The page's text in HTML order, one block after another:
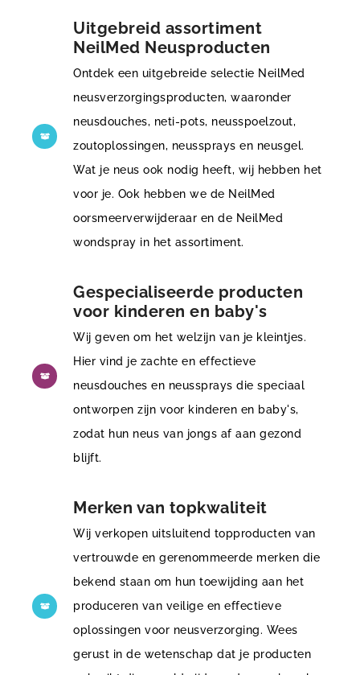
Uitgebreid assortiment
NeilMed Neusproducten
Ontdek een uitgebreide selectie NeilMed
neusverzorgingsproducten, waaronder
neusdouches, neti-pots, neusspoelzout,
zoutoplossingen, neussprays en neusgel.
Wat je neus ook nodig heeft, wij hebben het
voor je. Ook hebben we de NeilMed
oorsmeerverwijderaar en de NeilMed
wondspray in het assortiment.
Gespecialiseerde producten
voor kinderen en baby's
Wij geven om het welzijn van je kleintjes.
Hier vind je zachte en effectieve
neusdouches en neussprays die speciaal
ontworpen zijn voor kinderen en baby's,
zodat hun neus van jongs af aan gezond
blijft.
Merken van topkwaliteit
Wij verkopen uitsluitend topproducten van
vertrouwde en gerenommeerde merken die
bekend staan om hun toewijding aan het
produceren van veilige en effectieve
oplossingen voor neusverzorging. Wees
gerust in de wetenschap dat je producten